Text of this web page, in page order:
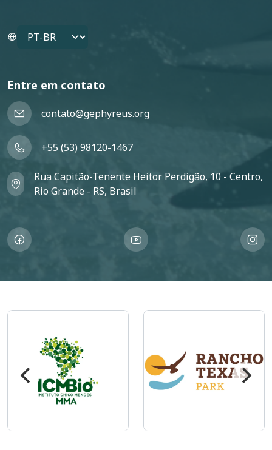
Select your language
Entre em contato
contato@gephyreus.org
+55 (53) 98120-1467
Rua Capitão-Tenente Heitor Perdigão, 10 - Centro,
Rio Grande - RS, Brasil